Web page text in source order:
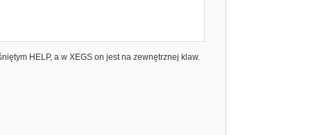
HELP, a w XEGS on jest na zewnętrznej klaw.